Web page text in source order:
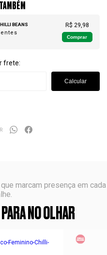
BEANS R$ 29,98
Comprar
frete:
Calcular
marcam presença em cada
NO OLHAR